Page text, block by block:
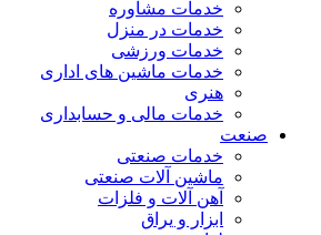
خدمات مشاوره
خدمات در منزل
خدمات ورزشی
خدمات ماشین های اداری
هنری
خدمات مالی و حسابداری
صنعت
خدمات صنعتی
ماشین آلات صنعتی
آهن آلات و فلزات
ابزار و یراق